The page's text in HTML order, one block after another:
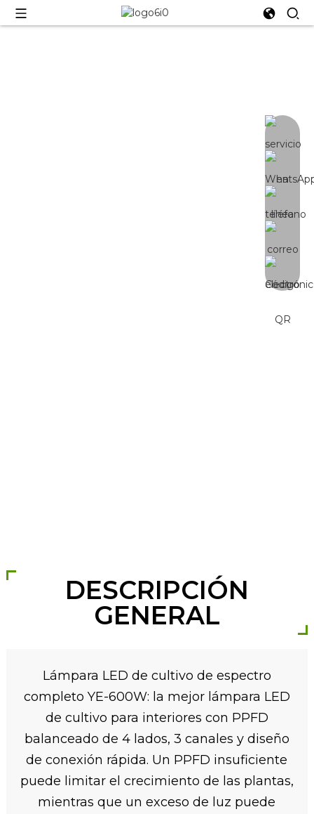
Luz de cultivo de 8+2 barras |
Control de 3 canales | Samsung
Lm301H EVO original | Alta
eficiencia -2,85 umol/j | PPFD bien
equilibrado, emisión de luz por 4
DESCRIPCIÓN
GENERAL
Lámpara LED de cultivo de espectro
completo YE-600W: la mejor lámpara LED
de cultivo para interiores con PPFD
balanceado de 4 lados, 3 canales y diseño
de conexión rápida. Un PPFD insuficiente
puede limitar el crecimiento de las plantas,
mientras que un exceso de luz puede